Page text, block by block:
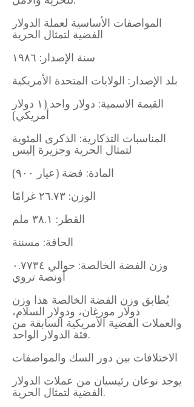
المواصفات الأساسية لعملة الدولار
الفضية لتمثال الحرية
سنة الإصدار: ١٩٨٦
بلد الإصدار: الولايات المتحدة الأمريكية
القيمة الاسمية: دولار واحد (١ دولار
أمريكي)
المناسبات التذكارية: الذكرى المئوية
لتمثال الحرية وجزيرة إليس
المادة: فضة (عيار ٩٠٠)
الوزن: ٢٦.٧٣ غرامًا
القطر: ٣٨.١ ملم
الحافة: مسننة
وزن الفضة الخالصة: حوالي ٠.٧٧٣٤
أونصة تروي
يُطابق وزن الفضة الخالصة هذا وزن
دولار مورغان، ودولار السلام،
والعملات الفضية الأمريكية السابقة من
فئة الدولار الواحد.
الاختلافات بين دور السك والمواصفات
يوجد نوعان رئيسيان من عملات الدولار
الفضية لتمثال الحرية.